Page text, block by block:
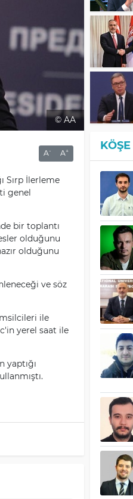
© AA
A- A+
Sırp İlerleme
genel
bir toplantı
olduğunu
olduğunu
ve söz
ile
yerel saat ile
yaptığı
KÖŞE